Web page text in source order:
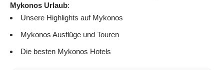
Mykonos Urlaub:
Unsere Highlights auf Mykonos
Mykonos Ausflüge und Touren
Die besten Mykonos Hotels